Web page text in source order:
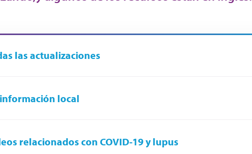
las actualizaciones
local
relacionados con COVID-19 y lupus